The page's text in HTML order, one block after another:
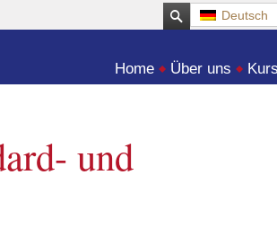
Deutsch
Go to:
Home Über uns
und